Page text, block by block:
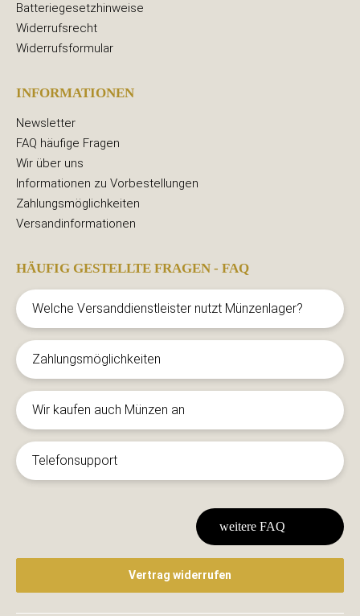
Batteriegesetzhinweise
Widerrufsrecht
Widerrufsformular
INFORMATIONEN
Newsletter
FAQ häufige Fragen
Wir über uns
Informationen zu Vorbestellungen
Zahlungsmöglichkeiten
Versandinformationen
HÄUFIG GESTELLTE FRAGEN - FAQ
Welche Versanddienstleister nutzt Münzenlager?
Zahlungsmöglichkeiten
Wir kaufen auch Münzen an
Telefonsupport
weitere FAQ
Vertrag widerrufen